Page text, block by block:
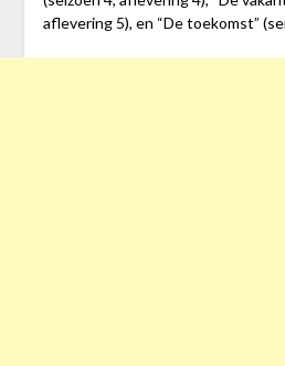
aflevering 5), en “De toekomst”